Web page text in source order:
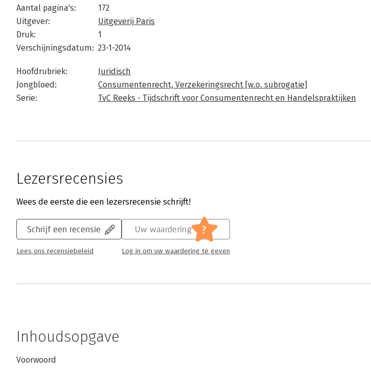
Aantal pagina's:
172
Uitgever:
Uitgeverij Paris
Druk:
1
Verschijningsdatum: 23-1-2014
Hoofdrubriek:
Juridisch
Jongbloed:
Consumentenrecht, Verzekeringsrecht [w.o. subrogatie]
Serie:
TvC Reeks - Tijdschrift voor Consumentenrecht en Handelspraktijken
Lezersrecensies
Wees de eerste die een lezersrecensie schrijft!
Schrijf een recensie
Lees ons recensiebeleid
Uw waardering ?
Log in om uw waardering te geven
Inhoudsopgave
Voorwoord